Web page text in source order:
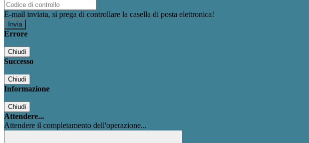
E-mail inviata, si prega di controllare la casella di posta elettronica!
Errore
Chiudi
Successo
Chiudi
Informazione
Chiudi
Attendere...
Attendere il completamento dell'operazione...